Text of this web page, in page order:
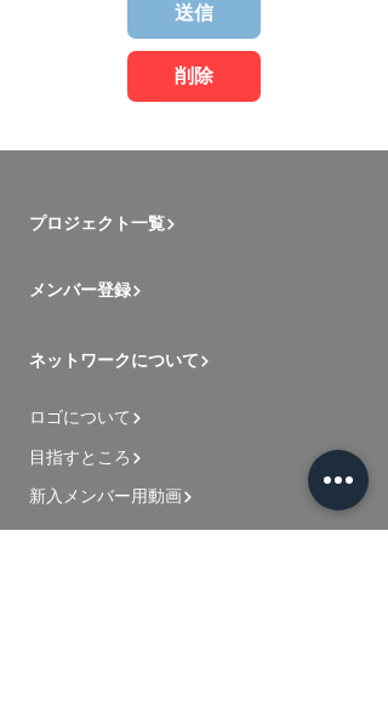
送信
削除
プロジェクト一覧
メンバー登録
ネットワークについて
ロゴについて
目指すところ
新入メンバー用動画